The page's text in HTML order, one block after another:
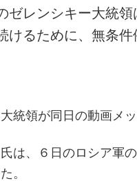
ゼレンシキー大統
けるために、無条
統領が同日の動画メ
は、６日のロシア軍
。